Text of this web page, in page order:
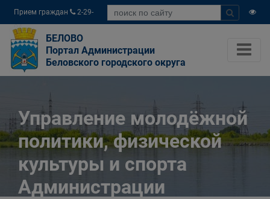
Прием граждан
2-29-
04
БЕЛОВО
Портал Администрации
Беловского городского округа
Управление молодёжной
политики, физической
культуры и спорта
Администрации